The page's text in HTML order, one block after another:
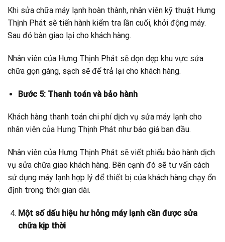
Khi sửa chữa máy lạnh hoàn thành, nhân viên kỹ thuật Hưng
Thịnh Phát sẽ tiến hành kiểm tra lần cuối, khởi động máy.
Sau đó bàn giao lại cho khách hàng.
Nhân viên của Hưng Thịnh Phát sẽ dọn dẹp khu vực sửa
chữa gọn gàng, sạch sẽ để trả lại cho khách hàng.
Bước 5: Thanh toán và bảo hành
Khách hàng thanh toán chi phí dịch vụ sửa máy lạnh cho
nhân viên của Hưng Thịnh Phát như báo giá ban đầu.
Nhân viên của Hưng Thịnh Phát sẽ viết phiểu bảo hành dịch
vụ sửa chữa giao khách hàng. Bên cạnh đó sẽ tư vấn cách
sử dụng máy lạnh hợp lý để thiết bị của khách hàng chạy ổn
định trong thời gian dài.
Một số dấu hiệu hư hỏng máy lạnh cần được sửa
chữa kịp thời